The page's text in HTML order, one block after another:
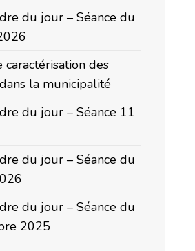
du jour – Séance du
caractérisation des
la municipalité
du jour – Séance 11
du jour – Séance du
du jour – Séance du
2025